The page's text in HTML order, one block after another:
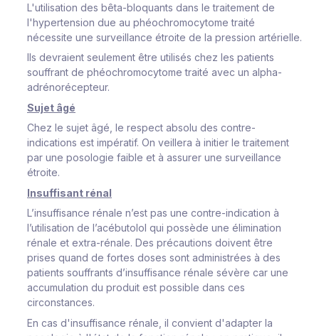
L'utilisation des bêta-bloquants dans le traitement de
l'hypertension due au phéochromocytome traité
nécessite une surveillance étroite de la pression artérielle.
Ils devraient seulement être utilisés chez les patients
souffrant de phéochromocytome traité avec un alpha-
adrénorécepteur.
Sujet âgé
Chez le sujet âgé, le respect absolu des contre-
indications est impératif. On veillera à initier le traitement
par une posologie faible et à assurer une surveillance
étroite.
Insuffisant rénal
L’insuffisance rénale n’est pas une contre-indication à
l’utilisation de l’acébutolol qui possède une élimination
rénale et extra-rénale. Des précautions doivent être
prises quand de fortes doses sont administrées à des
patients souffrants d’insuffisance rénale sévère car une
accumulation du produit est possible dans ces
circonstances.
En cas d'insuffisance rénale, il convient d'adapter la